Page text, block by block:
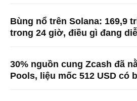
Bùng nổ trên Solana: 169,9
trong 24 giờ, điều gì đang
30% nguồn cung Zcash đã
Pools, liệu mốc 512 USD có